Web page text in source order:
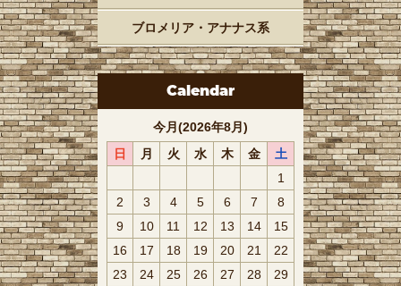
ブロメリア・アナナス系
Calendar
今月(2026年8月)
日
月 火 水 木 金
土
1
2
3 4 5 6 7
8
9
10 11 12 13 14
15
16
17 18 19 20 21
22
23
24 25 26 27 28
29